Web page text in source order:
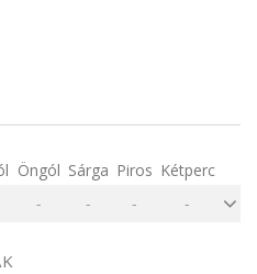
Öngól Sárga Piros Kétperc
- - - -